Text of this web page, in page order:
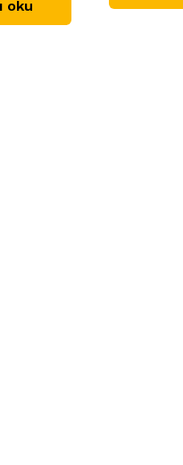
oku